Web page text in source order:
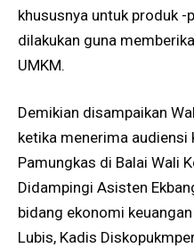
khususnya untuk produk -
dilakukan guna
UMKM.
Demikian disampaikan
ketika menerima audiensi
Pamungkas di Balai Wali
Didampingi Asisten
bidang ekonomi
Lubis, Kadis